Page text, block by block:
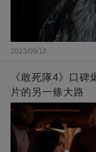
2023/09/18
《敢死隊4》口
片的另一條大路